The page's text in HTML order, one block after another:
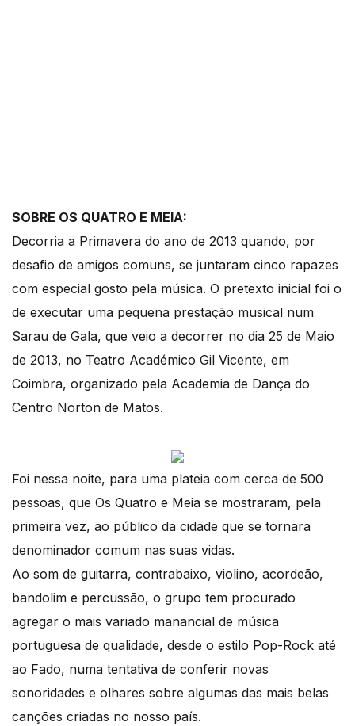
SOBRE OS QUATRO E MEIA:
Decorria a Primavera do ano de 2013 quando, por
desafio de amigos comuns, se juntaram cinco rapazes
com especial gosto pela música. O pretexto inicial foi o
de executar uma pequena prestação musical num
Sarau de Gala, que veio a decorrer no dia 25 de Maio
de 2013, no Teatro Académico Gil Vicente, em
Coimbra, organizado pela Academia de Dança do
Centro Norton de Matos.
Foi nessa noite, para uma plateia com cerca de 500
pessoas, que Os Quatro e Meia se mostraram, pela
primeira vez, ao público da cidade que se tornara
denominador comum nas suas vidas.
Ao som de guitarra, contrabaixo, violino, acordeão,
bandolim e percussão, o grupo tem procurado
agregar o mais variado manancial de música
portuguesa de qualidade, desde o estilo Pop-Rock até
ao Fado, numa tentativa de conferir novas
sonoridades e olhares sobre algumas das mais belas
canções criadas no nosso país.